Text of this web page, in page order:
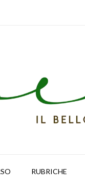
RUBRICHE